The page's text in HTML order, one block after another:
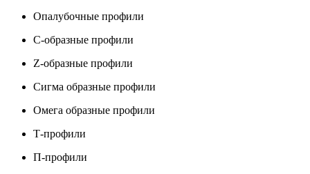
Опалубочные профили
С-образные профили
Z-образные профили
Сигма образные профили
Омега образные профили
Т-профили
П-профили